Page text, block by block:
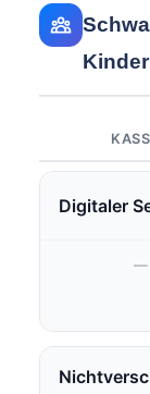
Kinder
Digitaler
—